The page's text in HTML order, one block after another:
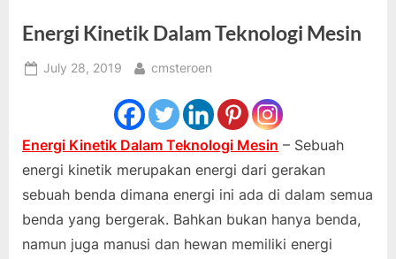
Energi Kinetik Dalam Teknologi Mesin
Posted
July 28, 2019 By
cmsteroen
Energi Kinetik Dalam Teknologi Mesin – Sebuah
energi kinetik merupakan energi dari gerakan
sebuah benda dimana energi ini ada di dalam semua
benda yang bergerak. Bahkan bukan hanya benda,
namun juga manusi dan hewan memiliki energi